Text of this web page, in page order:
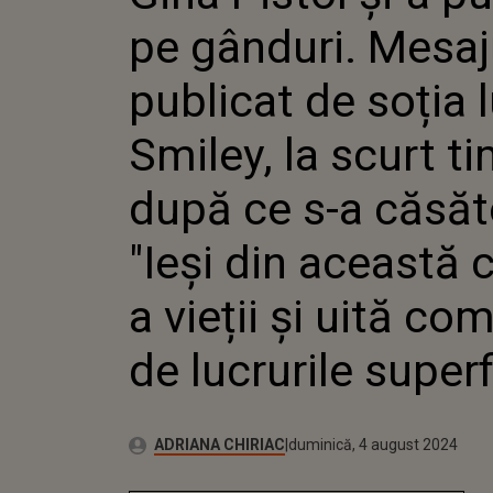
SOȚIA
SCURT
A
VIEȚII
pe gânduri.
publicat de soția
Smiley, la scurt
după ce s-a
"Ieși din această
a vieții și uită
de lucrurile
Autor:ADRIANA CHIRIACPublicat:
vineri, 4 august 2023
Actualizat:
duminică, 4 august 2024